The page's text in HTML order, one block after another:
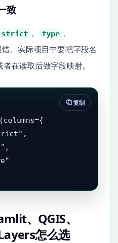
致
、 type 、
。实际项目中要把字段名
在读取后做字段映射。
复制
、QGIS、
怎么选